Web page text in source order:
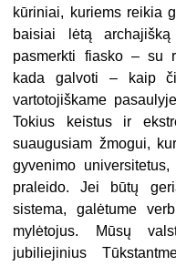
kūriniai, kuriems reikia
baisiai lėtą
pasmerkti fiasko – su
kada galvoti – kaip
vartotojiškame
Tokius keistus ir
suaugusiam žmogui,
gyvenimo
praleido. Jei būtų
sistema, galėtume
mylėtojus. Mūsų
jubiliejinius